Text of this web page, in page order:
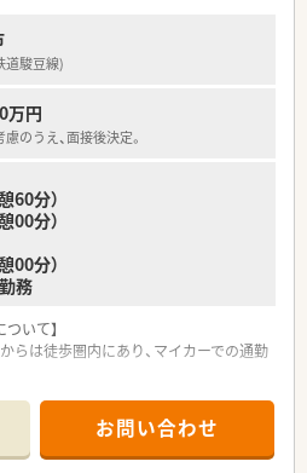
道駿豆線)
万円
のうえ、面接後決定。
60分）
00分）
00分）
務
いて】
らは徒歩圏内にあり、マイカーでの通勤
枚で、薬剤師2名体制で落ち着いて対
お問い合わせ